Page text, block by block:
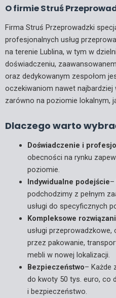
O firmie Struś
Firma Struś Przeprowadzki
profesjonalnych usług
na terenie Lublina, w tym w
doświadczeniu,
oraz dedykowanym zespołom
oczekiwaniom nawet
zarówno na poziomie lokalnym,
Dlaczego warto
Doświadczenie i
obecności na rynku
poziomie.
Indywidualne podejście–
podchodzimy z pełnym
usługi do specyficznych
Kompleksowe
usługi przeprowadzkowe,
przez pakowanie,
mebli w nowej lokalizacji.
Bezpieczeństwo– Każde
do kwoty 50 tys. euro, co
i bezpieczeństwo.